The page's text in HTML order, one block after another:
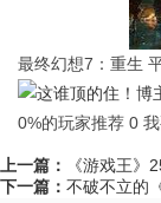
最终幻想7：重生
0%的玩家推荐 0
上一篇：
《游戏王
下一篇： 不破不立的